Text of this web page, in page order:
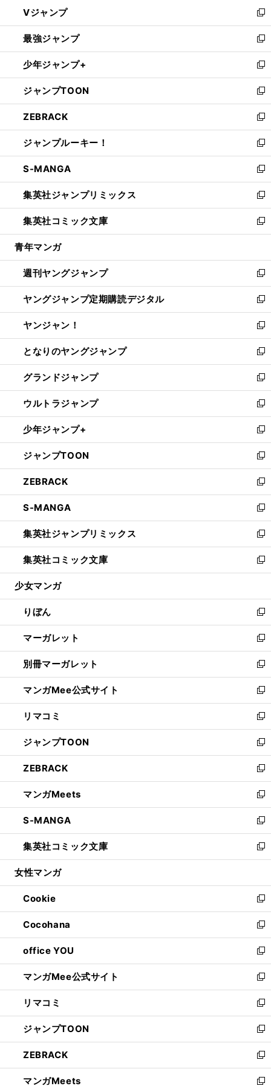
ィ
ン
ド
ウ
で
開
く
い
ウ
ィ
ン
ド
ウ
で
開
く
Vジャンプ
新
し
い
ウ
ィ
ン
ド
ウ
で
開
く
最強ジャンプ
新
し
い
ウ
ィ
ン
ド
ウ
で
開
く
少年ジャンプ+
新
し
い
ウ
ィ
ン
ド
ウ
で
開
く
ジャンプTOON
新
し
い
ウ
ィ
ン
ド
ウ
で
開
く
ZEBRACK
新
し
い
ウ
ィ
ン
ド
ウ
で
開
ジャンプルーキー！
新
し
い
ウ
ィ
ン
ド
ウ
開
く
S-MANGA
新
し
い
ウ
ィ
ン
ウ
で
開
く
集英社ジャンプリミックス
新
し
い
ウ
ン
ド
ウ
で
開
く
集英社コミック文庫
新
し
ウ
ィ
ン
ド
ウ
で
開
く
青年マンガ
週刊ヤングジャンプ
新
し
い
ウ
ィ
ン
ド
ウ
で
開
く
ヤングジャンプ定期購読デジタル
新
し
い
ウ
ィ
ン
ド
ウ
で
開
く
ヤンジャン！
新
し
い
ウ
ィ
ン
ド
ウ
で
開
く
となりのヤングジャンプ
新
し
い
ウ
ィ
ン
ド
ウ
で
開
く
グランドジャンプ
新
し
い
ウ
ィ
ン
ド
ウ
で
開
く
ウルトラジャンプ
新
し
い
ウ
ィ
ン
ド
ウ
で
開
く
少年ジャンプ+
新
し
い
ウ
ィ
ン
ド
ウ
で
開
く
ジャンプTOON
新
し
い
ウ
ィ
ン
ド
ウ
で
開
ZEBRACK
新
し
い
ウ
ィ
ン
ド
ウ
開
く
S-MANGA
新
し
い
ウ
ィ
ン
ウ
で
開
く
集英社ジャンプリミックス
新
し
い
ウ
ン
ド
ウ
で
開
く
集英社コミック文庫
新
し
ウ
ィ
ン
ド
ウ
で
開
く
少女マンガ
りぼん
新
し
い
ウ
ィ
ン
ド
ウ
で
開
く
マーガレット
新
し
い
ウ
ィ
ン
ド
ウ
で
開
く
別冊マーガレット
新
し
い
ウ
ィ
ン
ド
ウ
で
開
く
マンガMee公式サイト
新
し
い
ウ
ィ
ン
ド
ウ
で
開
く
リマコミ
新
し
い
ウ
ィ
ン
ド
ウ
で
開
く
ジャンプTOON
新
し
い
ウ
ィ
ン
ド
ウ
で
開
ZEBRACK
新
し
い
ウ
ィ
ン
ド
ウ
開
く
マンガMeets
新
し
い
ウ
ィ
ン
ウ
で
開
く
S-MANGA
新
し
い
ウ
ン
ド
ウ
で
開
く
集英社コミック文庫
新
し
ウ
ィ
ン
ド
ウ
で
開
く
女性マンガ
Cookie
新
し
い
ウ
ィ
ン
ド
ウ
で
開
く
Cocohana
新
し
い
ウ
ィ
ン
ド
ウ
で
開
く
office YOU
新
し
い
ウ
ィ
ン
ド
ウ
で
開
く
マンガMee公式サイト
新
し
い
ウ
ィ
ン
ド
ウ
で
リマコミ
新
し
い
ウ
ィ
ン
ド
ジャンプTOON
新
し
い
ウ
ィ
ZEBRACK
新
し
い
マンガMeets 新